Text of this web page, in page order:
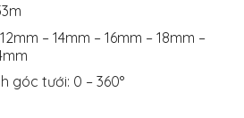
– 14mm – 16mm – 18mm –
góc tưới: 0 – 360°